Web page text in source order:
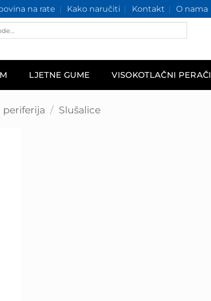
na rate Kako naručiti Kontakt O nama
LJETNE GUME VISOKOTLAČNI PERAČI
periferija / Slušalice